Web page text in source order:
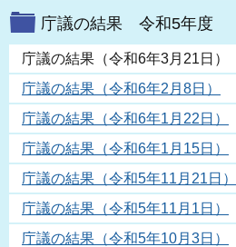
庁議の結果 令和5年度
庁議の結果（令和6年3月21日）
庁議の結果（令和6年2月8日）
庁議の結果（令和6年1月22日）
庁議の結果（令和6年1月15日）
庁議の結果（令和5年11月21日）
庁議の結果（令和5年11月1日）
庁議の結果（令和5年10月3日）